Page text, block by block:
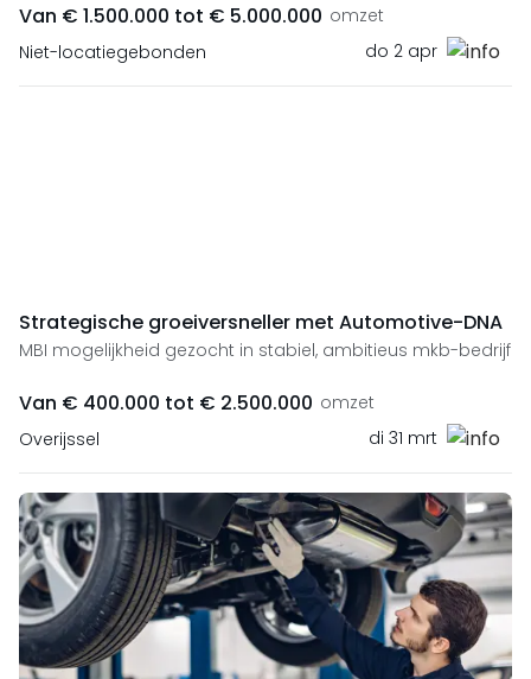
Van € 1.500.000 tot € 5.000.000 omzet
Niet-locatiegebonden
do 2 apr
Strategische groeiversneller met Automotive-DNA
MBI mogelijkheid gezocht in stabiel, ambitieus mkb-bedrijf
Van € 400.000 tot € 2.500.000 omzet
Overijssel
di 31 mrt